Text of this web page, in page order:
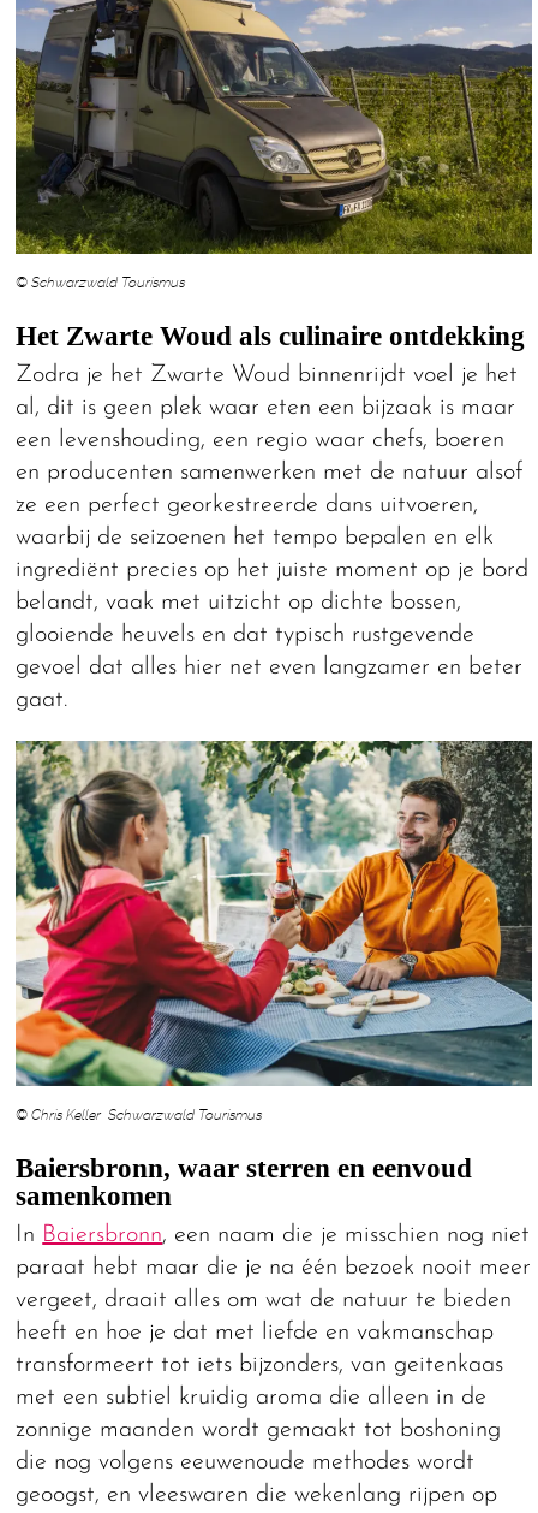
© Schwarzwald Tourismus
Het Zwarte Woud als culinaire ontdekking
Zodra je het Zwarte Woud binnenrijdt voel je het
al, dit is geen plek waar eten een bijzaak is maar
een levenshouding, een regio waar chefs, boeren
en producenten samenwerken met de natuur alsof
ze een perfect georkestreerde dans uitvoeren,
waarbij de seizoenen het tempo bepalen en elk
ingrediënt precies op het juiste moment op je bord
belandt, vaak met uitzicht op dichte bossen,
glooiende heuvels en dat typisch rustgevende
gevoel dat alles hier net even langzamer en beter
gaat.
© Chris Keller Schwarzwald Tourismus
Baiersbronn, waar sterren en eenvoud
samenkomen
In Baiersbronn, een naam die je misschien nog niet
paraat hebt maar die je na één bezoek nooit meer
vergeet, draait alles om wat de natuur te bieden
heeft en hoe je dat met liefde en vakmanschap
transformeert tot iets bijzonders, van geitenkaas
met een subtiel kruidig aroma die alleen in de
zonnige maanden wordt gemaakt tot boshoning
die nog volgens eeuwenoude methodes wordt
geoogst, en vleeswaren die wekenlang rijpen op